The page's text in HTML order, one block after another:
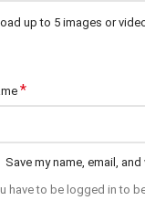
up to 5 images or
*
Save my name, email,
have to be logged in to